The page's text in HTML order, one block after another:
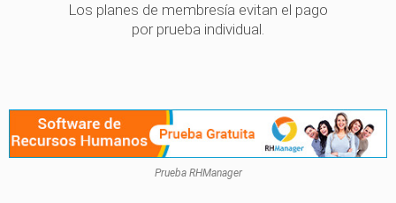
Los planes de membresía evitan el pago
por prueba individual.
Prueba RHManager